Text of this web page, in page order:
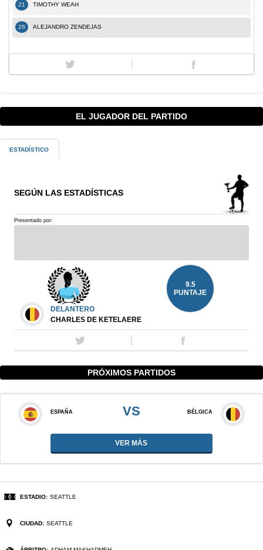
21 TIMOTHY WEAH
26 ALEJANDRO ZENDEJAS
EL JUGADOR DEL PARTIDO
ESTADÍSTICO
SEGÚN LAS ESTADÍSTICAS
Presentado por:
DELANTERO
CHARLES DE KETELAERE
9.5
PUNTAJE
PRÓXIMOS PARTIDOS
ESPAÑA VS BÉLGICA
VER MÁS
ESTADIO: SEATTLE
CIUDAD: SEATTLE